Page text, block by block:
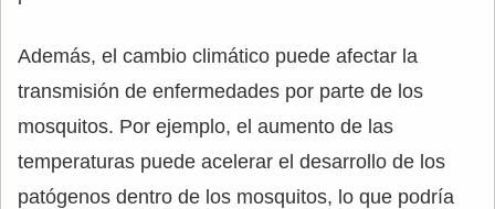
Además, el cambio climático puede afectar la
transmisión de enfermedades por parte de los
mosquitos. Por ejemplo, el aumento de las
temperaturas puede acelerar el desarrollo de los
patógenos dentro de los mosquitos, lo que podría